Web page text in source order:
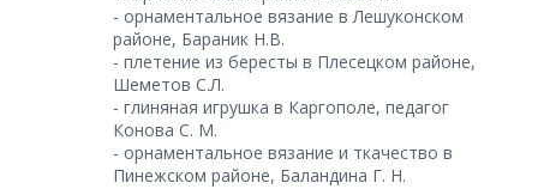
- орнаментальное вязание в Лешуконском
районе, Бараник Н.В.
- плетение из бересты в Плесецком районе,
Шеметов С.Л.
- глиняная игрушка в Каргополе, педагог
Конова С. М.
- орнаментальное вязание и ткачество в
Пинежском районе, Баландина Г. Н.